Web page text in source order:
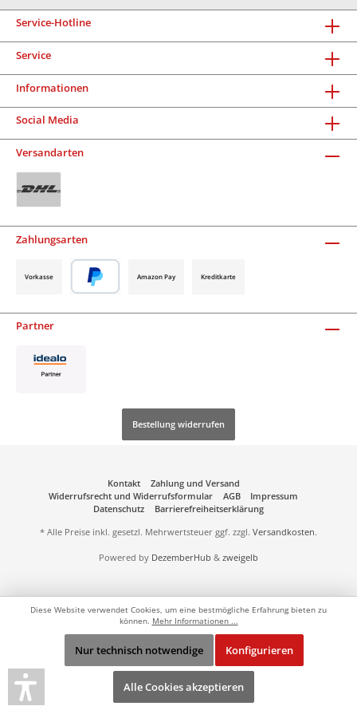
Service-Hotline
Service
Informationen
Social Media
Versandarten
Zahlungsarten
Vorkasse Amazon Pay Kreditkarte
Partner
Bestellung widerrufen
Kontakt
Zahlung und Versand
Widerrufsrecht und Widerrufsformular
AGB
Impressum
Datenschutz
Barrierefreiheitserklärung
* Alle Preise inkl. gesetzl. Mehrwertsteuer ggf. zzgl. Versandkosten.
Powered by DezemberHub & zweigelb
Diese Website verwendet Cookies, um eine bestmögliche Erfahrung bieten zu
können. Mehr Informationen ...
Nur technisch notwendige Konfigurieren
Alle Cookies akzeptieren